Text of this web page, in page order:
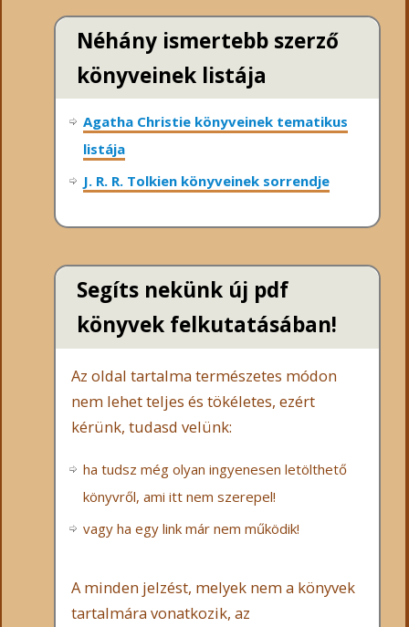
Néhány ismertebb szerző
könyveinek listája
Agatha Christie könyveinek tematikus
listája
J. R. R. Tolkien könyveinek sorrendje
Segíts nekünk új pdf
könyvek felkutatásában!
Az oldal tartalma természetes módon
nem lehet teljes és tökéletes, ezért
kérünk, tudasd velünk:
ha tudsz még olyan ingyenesen letölthető
könyvről, ami itt nem szerepel!
vagy ha egy link már nem működik!
A minden jelzést, melyek nem a könyvek
tartalmára vonatkozik, az